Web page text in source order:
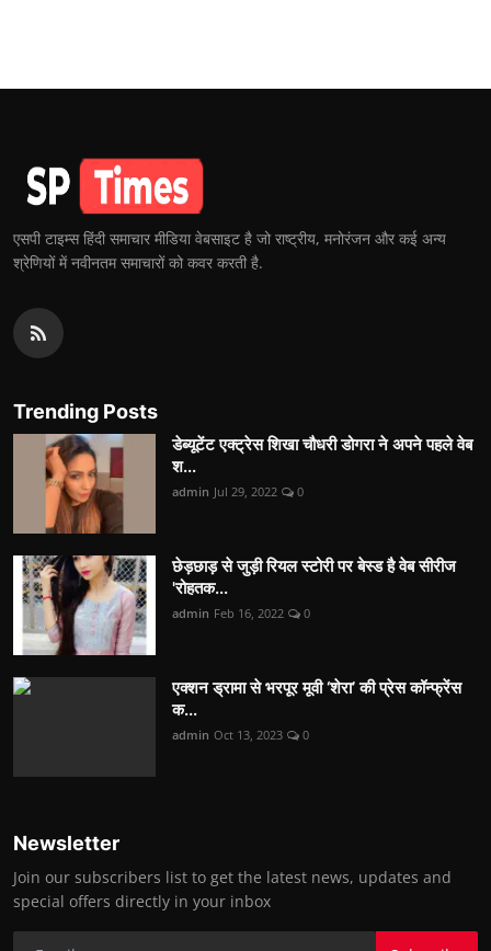
एसपी टाइम्स हिंदी समाचार मीडिया वेबसाइट है जो राष्ट्रीय, मनोरंजन और कई अन्य
श्रेणियों में नवीनतम समाचारों को कवर करती है.
Trending Posts
डेब्यूटेंट एक्ट्रेस शिखा चौधरी डोगरा ने अपने पहले वेब
श...
admin Jul 29, 2022 0
छेड़छाड़ से जुड़ी रियल स्टोरी पर बेस्ड है वेब सीरीज
'रोहतक...
admin Feb 16, 2022 0
एक्शन ड्रामा से भरपूर मूवी ‘शेरा’ की प्रेस कॉन्फ्रेंस
क...
admin Oct 13, 2023 0
Newsletter
Join our subscribers list to get the latest news, updates and
special offers directly in your inbox